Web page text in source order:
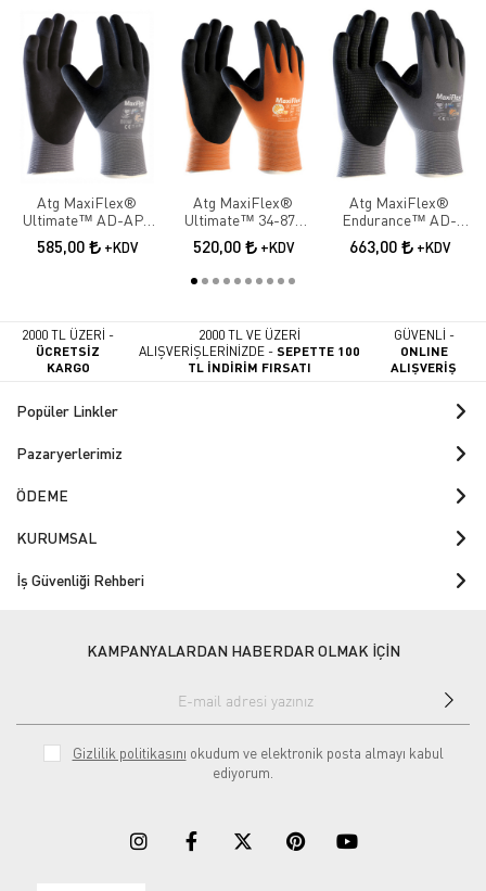
Atg MaxiFlex®
Ultimate™ AD-APT
42-875 ¾ Dipped İş
Eldiveni
585,00 +KDV
Atg MaxiFlex®
Ultimate™ 34-878
Palm İş Eldiveni
520,00 +KDV
Atg MaxiFlex®
Endurance™ AD-
APT 42-844 Palm İş
Eldiveni
663,00 +KDV
2000 TL ÜZERİ -
ÜCRETSİZ
KARGO
2000 TL VE ÜZERİ
ALIŞVERİŞLERİNİZDE -SEPETTE 100
TL İNDİRİM FIRSATI
GÜVENLİ -
ONLINE
ALIŞVERİŞ
Popüler Linkler
Pazaryerlerimiz
ÖDEME
KURUMSAL
İş Güvenliği Rehberi
KAMPANYALARDAN HABERDAR OLMAK İÇİN
Gizlilik politikasını okudum ve elektronik posta almayı kabul
ediyorum.